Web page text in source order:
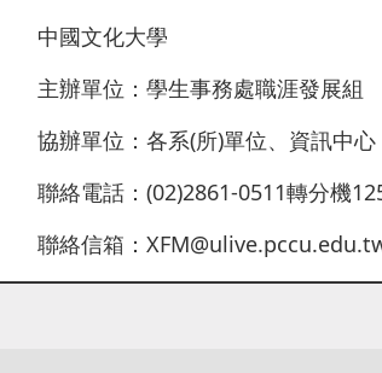
大學
務處職涯發展組
所)單位、資訊中心
0511轉分機